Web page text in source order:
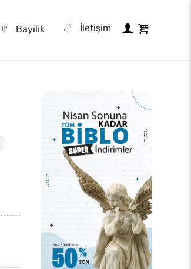
⅊ Bayilik ☄ İletişim